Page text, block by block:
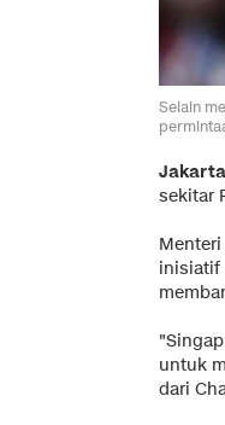
Selain
sekitar
inisiatif
untuk
dari